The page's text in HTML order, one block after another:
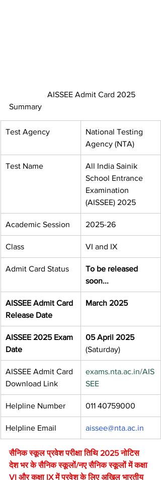
Summary
Test Agency
National Testing
Agency (NTA)
Test Name
All India Sainik
School Entrance
Examination
(AISSEE) 2025
Academic Session 2025-26
Class VI and IX
Admit Card Status
To be released
soon...
AISSEE Admit Card
Release Date
March 2025
AISSEE 2025 Exam
Date
05 April 2025
(Saturday)
AISSEE Admit Card
Download Link
exams.nta.ac.in/AIS
SEE
Helpline Number 011 40759000
Helpline Email aissee@nta.ac.in
सैनिक स्कूल प्रवेश परीक्षा तिथि 2025 नोटिस
देश भर के सैनिक स्कूलों/नए सैनिक स्कूलों में कक्षा
VI और कक्षा IX में प्रवेश के लिए अखिल भारतीय